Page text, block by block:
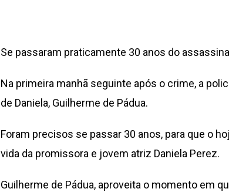
Se passaram praticamente 30 anos do
Na primeira manhã seguinte após o crime, a
de Daniela, Guilherme de Pádua.
Foram precisos se passar 30 anos, para que o
vida da promissora e jovem atriz Daniela Perez.
Guilherme de Pádua, aproveita o momento em